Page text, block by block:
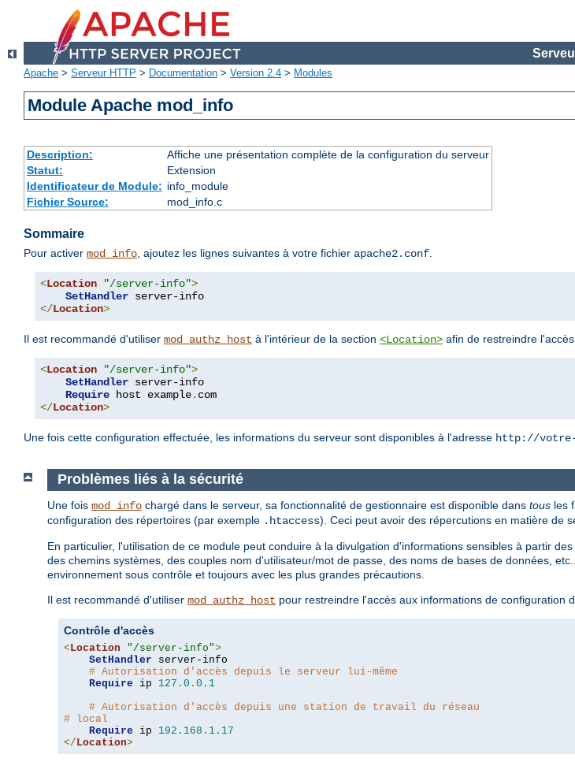
Apache > Serveur HTTP > Documentation > Version 2.4 > Modules
Module Apache mod_info
Description:
Affiche une présentation complète de la configuration du serveur
Statut:
Extension
Identificateur de Module: info_module
Fichier Source:
mod_info.c
Sommaire
Pour activer mod_info, ajoutez les lignes suivantes à votre fichier apache2.conf.
<Location "/server-info">
SetHandler
</Location>
Il est recommandé d'utiliser mod_authz_host à l'intérieur de la section <Location> afin de restreindre
<Location "/server-info">
SetHandler server-info
Require host example.
</Location>
Une fois cette configuration effectuée, les informations du serveur sont disponibles à l'adresse http://votre-
Problèmes liés à la sécurité
Une fois mod_info chargé dans le serveur, sa fonctionnalité de gestionnaire est disponible dans tous les
configuration des répertoires (par exemple .htaccess). Ceci peut avoir des répercutions en matière de
En particulier, l'utilisation de ce module peut conduire à la divulgation d'informations sensibles à partir
des chemins systèmes, des couples nom d'utilisateur/mot de passe, des noms de bases de données,
environnement sous contrôle et toujours avec les plus grandes précautions.
Il est recommandé d'utiliser mod_authz_host pour restreindre l'accès aux informations de configuration
Contrôle d'accès
< Location "/server-info">
SetHandler server-info
# Autorisation d'accès depuis le serveur lui-même
Require ip 127.0 . 0.1
# Autorisation d'accès depuis une station de travail du réseau
# local
Require ip 192.168 . 1.17
</ Location>